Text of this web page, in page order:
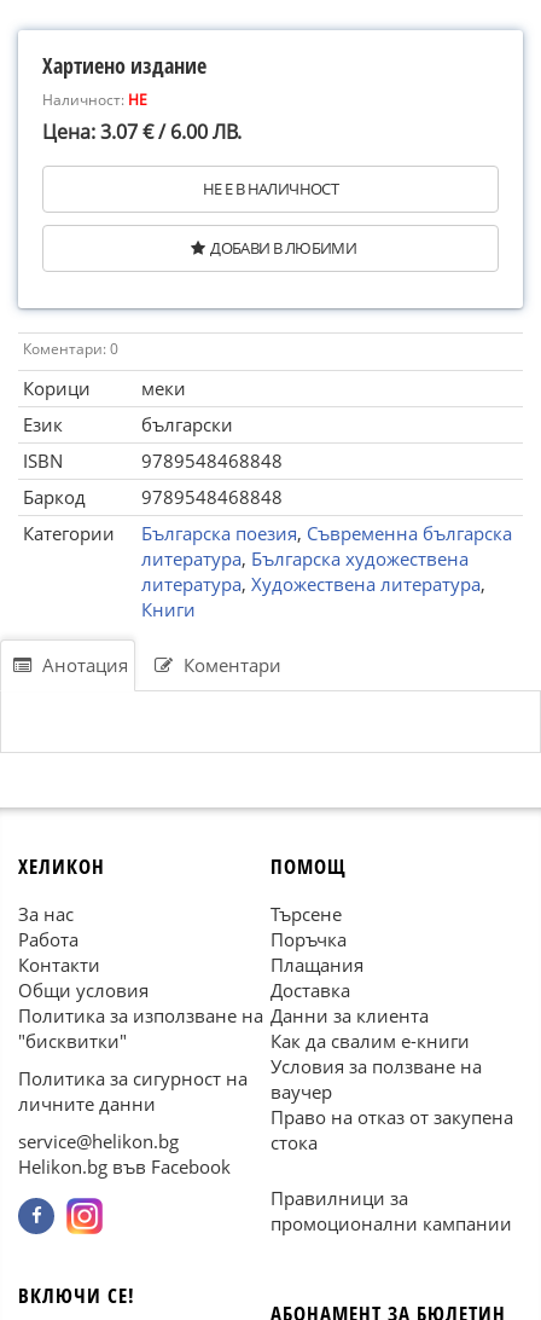
Хартиено издание
Наличност: НЕ
Цена: 3.07 € / 6.00 ЛВ.
НЕ Е В НАЛИЧНОСТ
ДОБАВИ В ЛЮБИМИ
Коментари: 0
Корици
меки
Език
български
ISBN
9789548468848
Баркод
9789548468848
Категории
Българска поезия, Съвременна българска
литература, Българска художествена
литература, Художествена литература,
Книги
Анотация Коментари
ХЕЛИКОН
За нас
Работа
Контакти
Общи условия
Политика за използване на
"бисквитки"
Политика за сигурност на
личните данни
service@helikon.bg
Helikon.bg във Facebook
ПОМОЩ
Търсене
Поръчка
Плащания
Доставка
Данни за клиента
Как да свалим е-книги
Условия за ползване на
ваучер
Право на отказ от закупена
стока
Правилници за
промоционални кампании
ВКЛЮЧИ СЕ!
АБОНАМЕНТ ЗА БЮЛЕТИН